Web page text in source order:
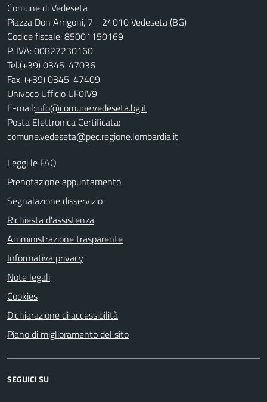
Comune di Vedeseta
Piazza Don Arrigoni, 7 - 24010 Vedeseta (BG)
Codice fiscale: 85001150169
P. IVA: 00827230160
Tel.(+39) 0345-47036
Fax. (+39) 0345-47409
Univoco Ufficio UF0IV9
E-mail:info@comune.vedeseta.bg.it
Posta Elettronica Certificata:
comune.vedeseta@pec.regione.lombardia.it
Leggi le FAQ
Prenotazione appuntamento
Segnalazione disservizio
Richiesta d'assistenza
Amministrazione trasparente
Informativa privacy
Note legali
Cookies
Dichiarazione di accessibilità
Piano di miglioramento del sito
SEGUICI SU